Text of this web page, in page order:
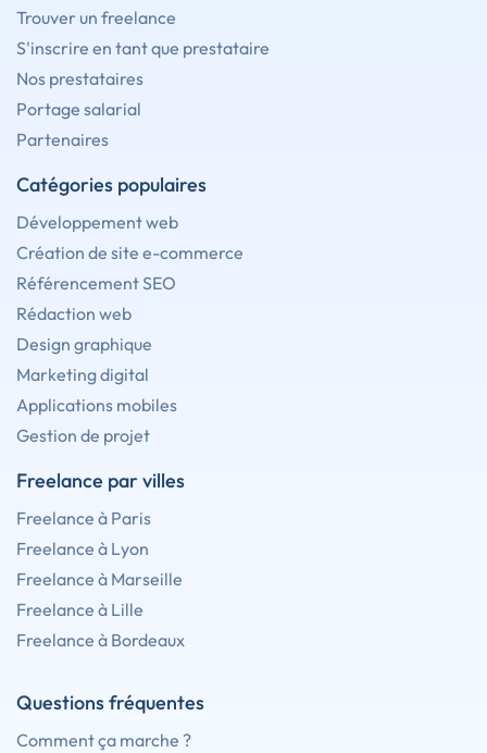
Trouver un freelance
S'inscrire en tant que prestataire
Nos prestataires
Portage salarial
Partenaires
Catégories populaires
Développement web
Création de site e-commerce
Référencement SEO
Rédaction web
Design graphique
Marketing digital
Applications mobiles
Gestion de projet
Freelance par villes
Freelance à Paris
Freelance à Lyon
Freelance à Marseille
Freelance à Lille
Freelance à Bordeaux
Questions fréquentes
Comment ça marche ?